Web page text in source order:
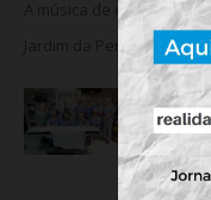
A música de câmara vai
Jardim da Penha, nesta
Rede